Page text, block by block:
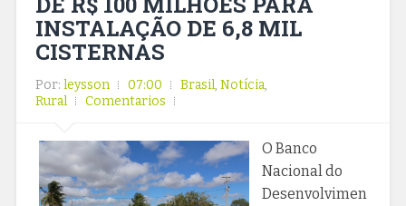
INSTALAÇÃO DE 6,8 MIL
CISTERNAS
Por: leysson 07:00 Brasil, Notícia,
Rural
Comentarios
O Banco
Nacional do
Desenvolvimen